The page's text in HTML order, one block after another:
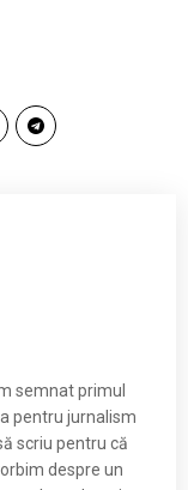
semnat primul
pentru jurnalism
scriu pentru că
despre un